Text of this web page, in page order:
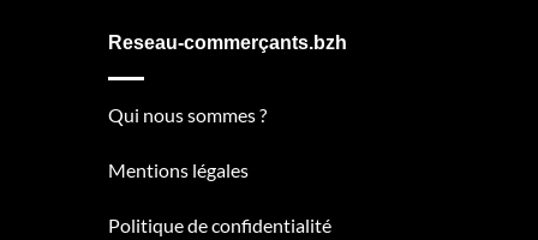
Reseau-commerçants.bzh
Qui nous sommes ?
Mentions légales
Politique de confidentialité